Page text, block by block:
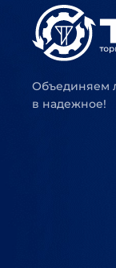
Объединяем
в надежное!